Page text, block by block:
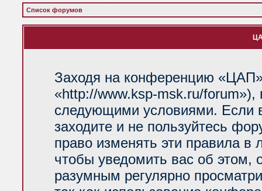
Список форумов
Заходя на конференцию
«http://www.ksp-msk.ru/forum»),
следующими условиями. Если
заходите и не пользуйтесь
право изменять эти правила
чтобы уведомить вас об
разумным регулярно